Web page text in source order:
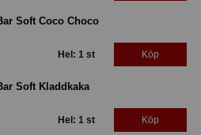
Soft Coco Choco
Hel: 1 st Köp
Soft Kladdkaka
Hel: 1 st Köp